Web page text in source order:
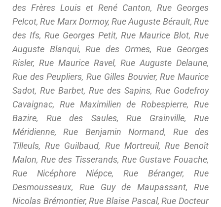
des Frères Louis et René Canton, Rue Georges
Pelcot, Rue Marx Dormoy, Rue Auguste Bérault, Rue
des Ifs, Rue Georges Petit, Rue Maurice Blot, Rue
Auguste Blanqui, Rue des Ormes, Rue Georges
Risler, Rue Maurice Ravel, Rue Auguste Delaune,
Rue des Peupliers, Rue Gilles Bouvier, Rue Maurice
Sadot, Rue Barbet, Rue des Sapins, Rue Godefroy
Cavaignac, Rue Maximilien de Robespierre, Rue
Bazire, Rue des Saules, Rue Grainville, Rue
Méridienne, Rue Benjamin Normand, Rue des
Tilleuls, Rue Guilbaud, Rue Mortreuil, Rue Benoît
Malon, Rue des Tisserands, Rue Gustave Fouache,
Rue Nicéphore Niépce, Rue Béranger, Rue
Desmousseaux, Rue Guy de Maupassant, Rue
Nicolas Brémontier, Rue Blaise Pascal, Rue Docteur